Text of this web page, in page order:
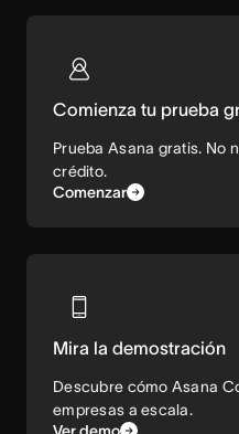
Comienza tu prueba
Prueba Asana gratis. No
crédito.
Comenzar
Mira la demostración
Descubre cómo Asana
empresas a escala.